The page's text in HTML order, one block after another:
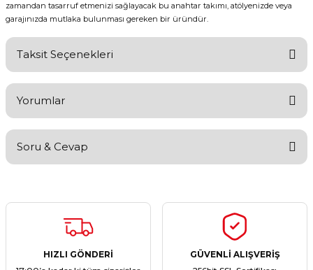
zamandan tasarruf etmenizi sağlayacak bu anahtar takımı, atölyenizde veya
garajınızda mutlaka bulunması gereken bir üründür.
Taksit Seçenekleri
Yorumlar
Yorum Yaz
Soru & Cevap
Ürün hakkında henüz soru sorulmamış.
HIZLI GÖNDERİ
GÜVENLİ ALIŞVERİŞ